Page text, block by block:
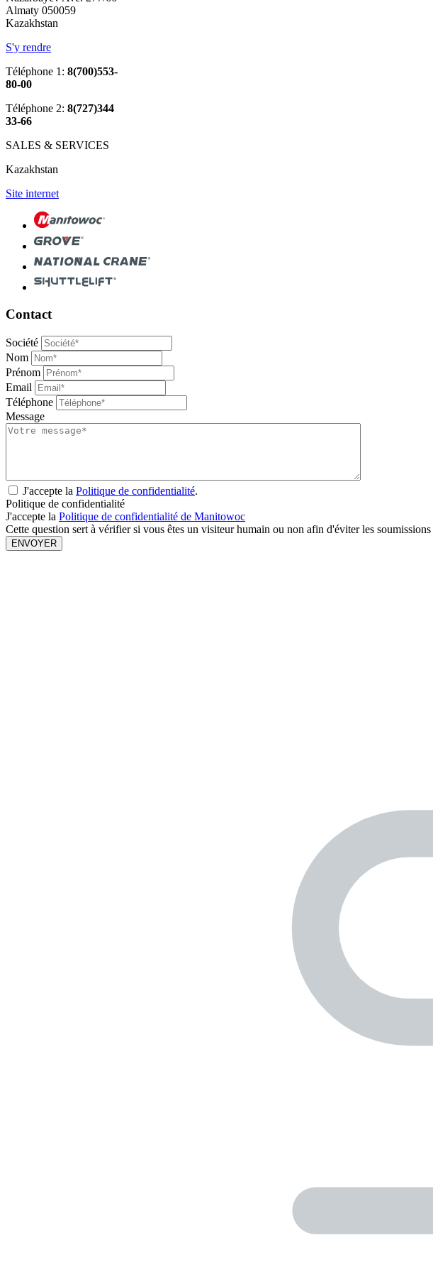
Almaty 050059
Kazakhstan
S'y rendre
Téléphone 1: 8(700)553-
80-00
Téléphone 2: 8(727)344
33-66
SALES & SERVICES
Kazakhstan
Site internet
Contact
Société
Nom
Prénom
Email
Téléphone
Message
J'accepte la Politique de confidentialité.
Politique de confidentialité
J'accepte la Politique de confidentialité de Manitowoc
Cette question sert à vérifier si vous êtes un visiteur humain ou non afin d'éviter les